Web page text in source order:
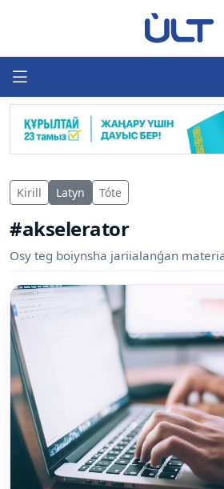
Kirill Latyn Tóte
#akselerator
Osy teg boiynsha jariialanǵan